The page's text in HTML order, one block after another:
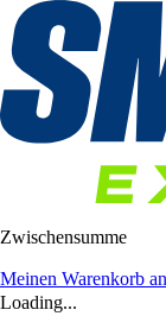
Zwischensumme
Meinen Warenkorb
Loading...